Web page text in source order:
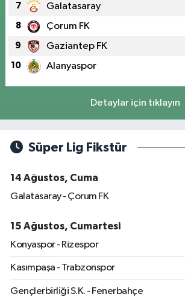
7 Galatasaray
8 Çorum FK
9 Gaziantep FK
10 Alanyaspor
Detaylar için tıklayın
Süper Lig Fikstür
14 Ağustos, Cuma
Galatasaray - Çorum FK
15 Ağustos, Cumartesi
Konyaspor - Rizespor
Kasımpaşa - Trabzonspor
Gençlerbirliği S.K. - Fenerbahçe